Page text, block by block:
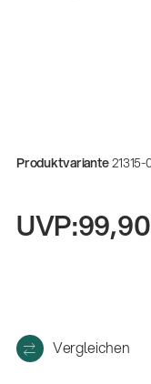
Fachkraft für
Produktvariante
UVP:
Vergleichen